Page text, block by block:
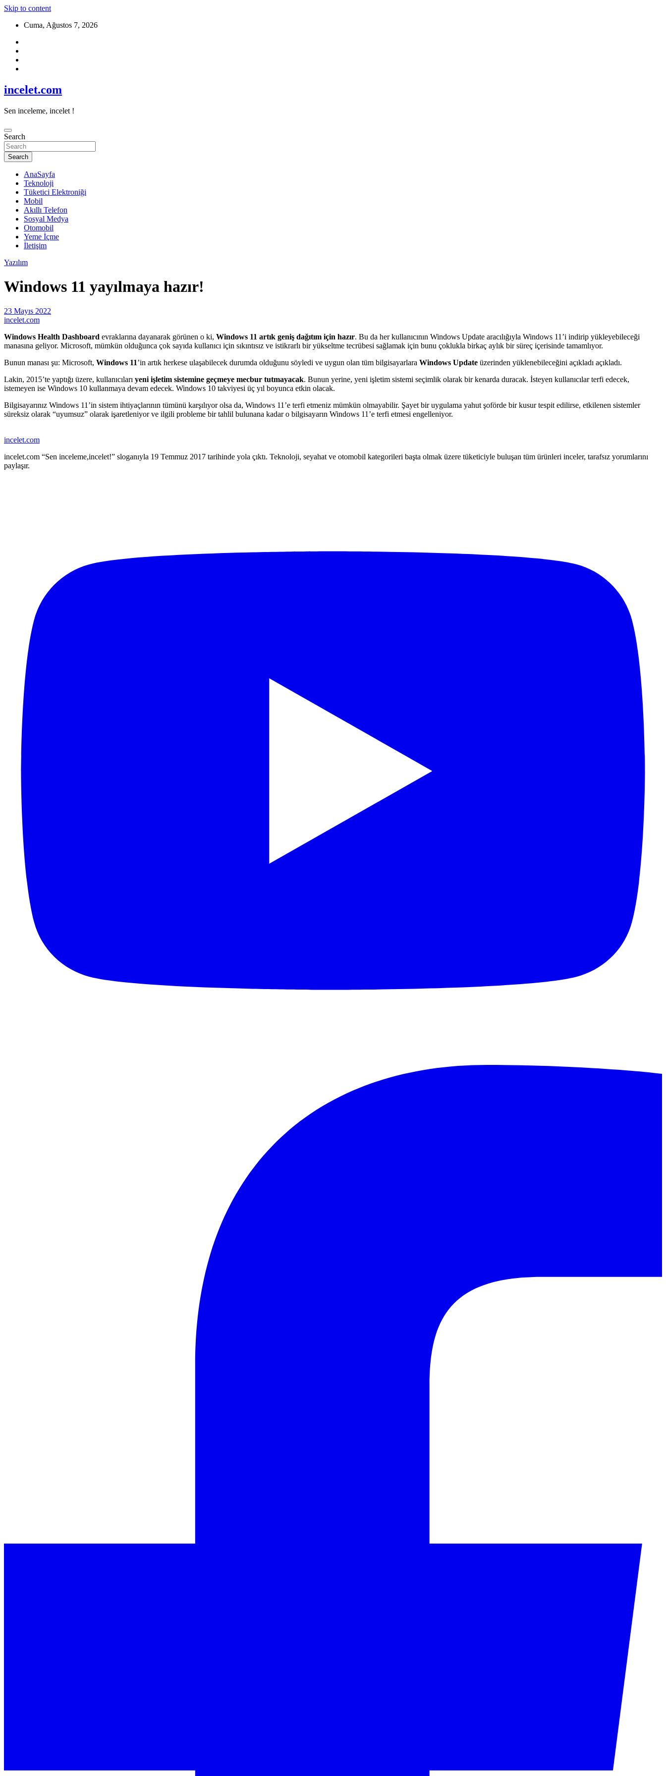
Skip to content
Cuma, Ağustos 7, 2026
incelet.com
Sen inceleme, incelet !
Search
Search
AnaSayfa
Teknoloji
Tüketici Elektroniği
Mobil
Akıllı Telefon
Sosyal Medya
Otomobil
Yeme İçme
İletişim
Yazılım
Windows 11 yayılmaya hazır!
23 Mayıs 2022
incelet.com
Windows Health Dashboard evraklarına dayanarak görünen o ki, Windows 11 artık geniş dağıtım için hazır. Bu da her kullanıcının Windows Update aracılığıyla Windows 11’i indirip yükleyebileceği
manasına geliyor. Microsoft, mümkün olduğunca çok sayıda kullanıcı için sıkıntısız ve istikrarlı bir yükseltme tecrübesi sağlamak için bunu çoklukla birkaç aylık bir süreç içerisinde tamamlıyor.
Bunun manası şu: Microsoft, Windows 11’in artık herkese ulaşabilecek durumda olduğunu söyledi ve uygun olan tüm bilgisayarlara Windows Update üzerinden yüklenebileceğini açıkladı açıkladı.
Lakin, 2015’te yaptığı üzere, kullanıcıları yeni işletim sistemine geçmeye mecbur tutmayacak. Bunun yerine, yeni işletim sistemi seçimlik olarak bir kenarda duracak. İsteyen kullanıcılar terfi edecek,
istemeyen ise Windows 10 kullanmaya devam edecek. Windows 10 takviyesi üç yıl boyunca etkin olacak.
Bilgisayarınız Windows 11’in sistem ihtiyaçlarının tümünü karşılıyor olsa da, Windows 11’e terfi etmeniz mümkün olmayabilir. Şayet bir uygulama yahut şoförde bir kusur tespit edilirse, etkilenen sistemler
süreksiz olarak “uyumsuz” olarak işaretleniyor ve ilgili probleme bir tahlil bulunana kadar o bilgisayarın Windows 11’e terfi etmesi engelleniyor.
incelet.com
incelet.com “Sen inceleme,incelet!” sloganıyla 19 Temmuz 2017 tarihinde yola çıktı. Teknoloji, seyahat ve otomobil kategorileri başta olmak üzere tüketiciyle buluşan tüm ürünleri inceler, tarafsız yorumlarını
paylaşır.